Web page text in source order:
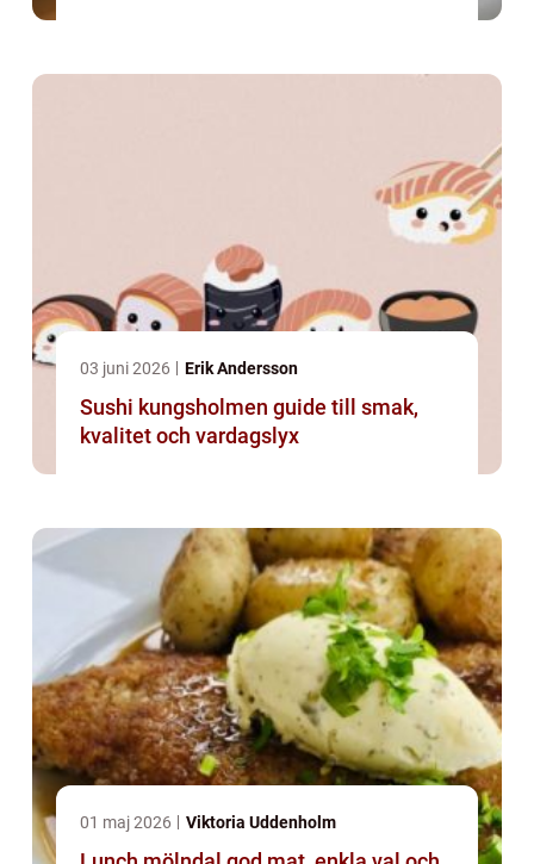
03 juni 2026 Erik Andersson
Sushi kungsholmen guide till smak,
kvalitet och vardagslyx
01 maj 2026 Viktoria Uddenholm